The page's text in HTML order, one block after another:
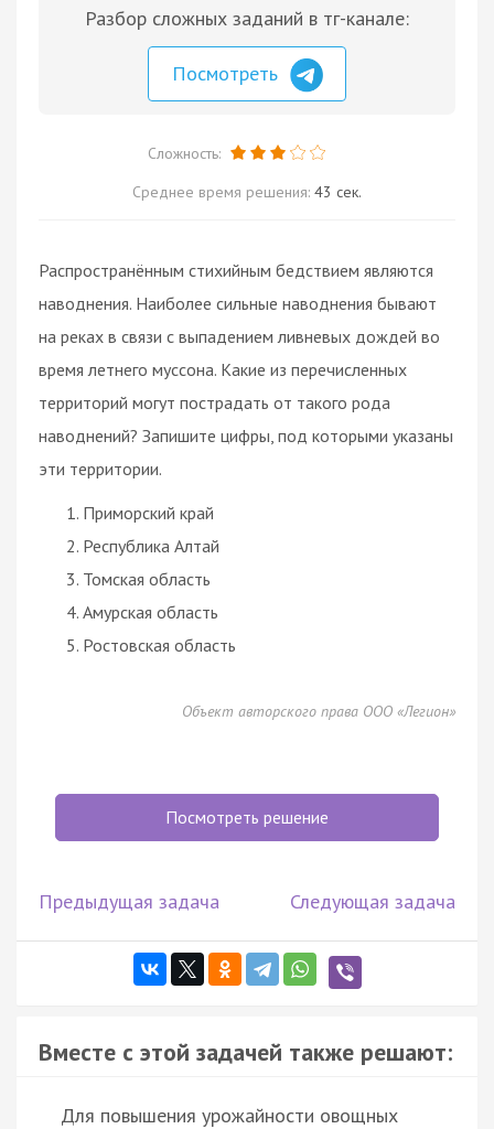
Разбор сложных заданий в тг-канале:
Посмотреть
Сложность:
Среднее время решения: 43 сек.
Распространённым стихийным бедствием являются
наводнения. Наиболее сильные наводнения бывают
на реках в связи с выпадением ливневых дождей во
время летнего муссона. Какие из перечисленных
территорий могут пострадать от такого рода
наводнений? Запишите цифры, под которыми указаны
эти территории.
Приморский край
Республика Алтай
Томская область
Амурская область
Ростовская область
Объект авторского права ООО «Легион»
Посмотреть решение
Предыдущая задача Следующая задача
Вместе с этой задачей также решают:
Для повышения урожайности овощных